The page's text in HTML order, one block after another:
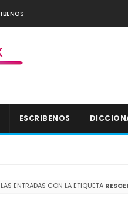
ESCRIBENOS
ENTRADAS CON LA ETIQUETA